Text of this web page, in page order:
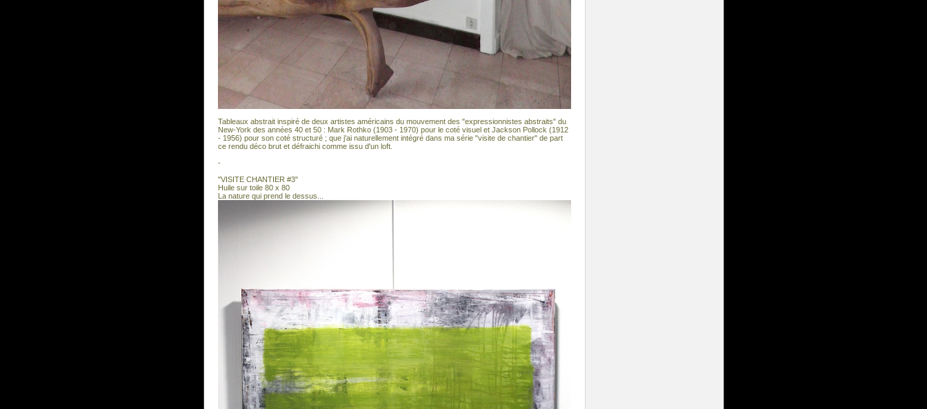
Tableaux abstrait inspiré de deux artistes américains du mouvement des "expressionnistes abstraits" du
New-York des années 40 et 50 : Mark Rothko (1903 - 1970) pour le coté visuel et Jackson Pollock (1912
- 1956) pour son coté structuré ; que j'ai naturellement intégré dans ma série "visite de chantier" de part
ce rendu déco brut et défraichi comme issu d'un loft.
-
"VISITE CHANTIER #3"
Huile sur toile 80 x 80
La nature qui prend le dessus...